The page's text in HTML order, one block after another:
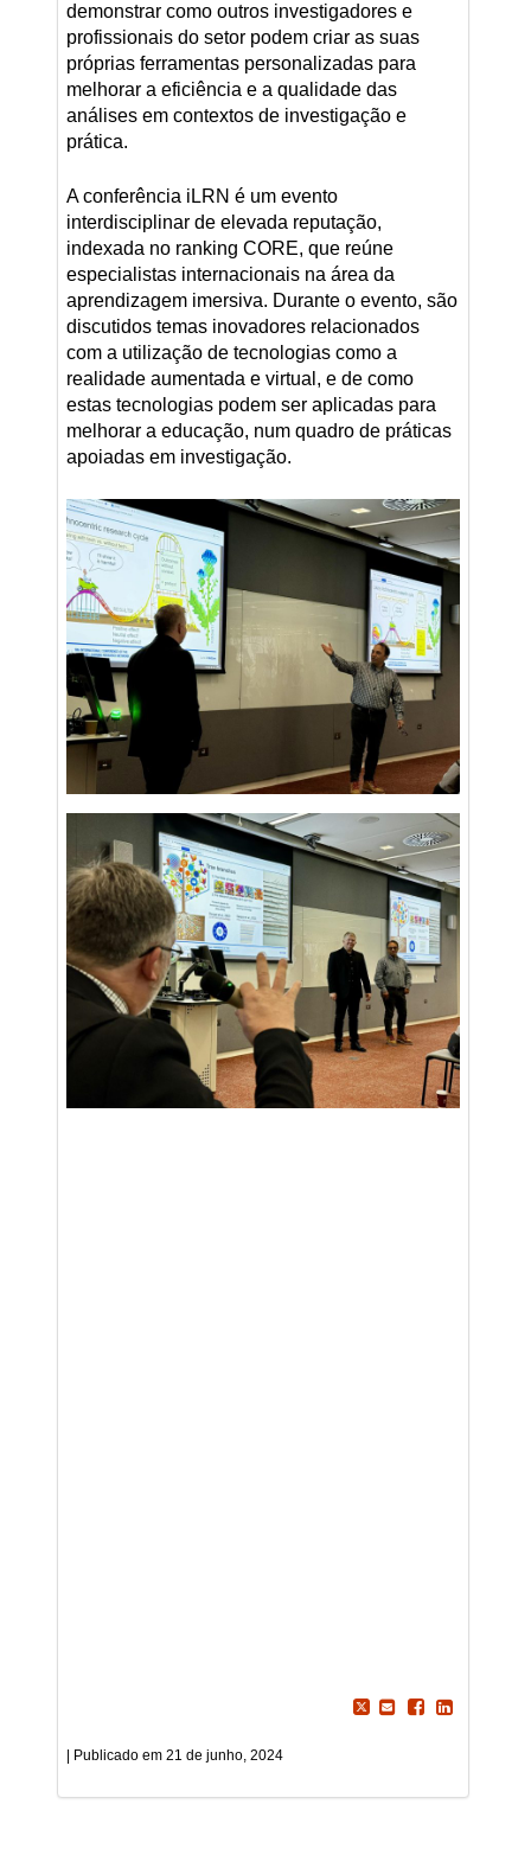
demonstrar como outros investigadores e
profissionais do setor podem criar as suas
próprias ferramentas personalizadas para
melhorar a eficiência e a qualidade das
análises em contextos de investigação e
prática.
A conferência iLRN é um evento
interdisciplinar de elevada reputação,
indexada no ranking CORE, que reúne
especialistas internacionais na área da
aprendizagem imersiva. Durante o evento, são
discutidos temas inovadores relacionados
com a utilização de tecnologias como a
realidade aumentada e virtual, e de como
estas tecnologias podem ser aplicadas para
melhorar a educação, num quadro de práticas
apoiadas em investigação.
21 de junho, 2024